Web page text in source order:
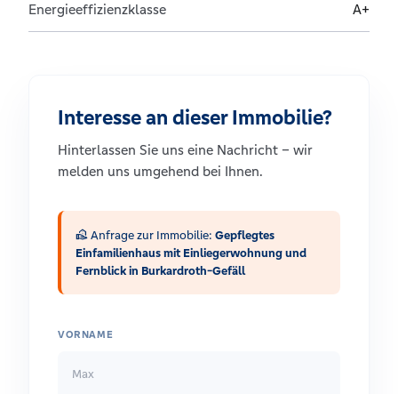
Energieeffizienzklasse A+
Interesse an dieser Immobilie?
Hinterlassen Sie uns eine Nachricht – wir
melden uns umgehend bei Ihnen.
real_estate_agent Anfrage zur Immobilie: Gepflegtes
Einfamilienhaus mit Einliegerwohnung und
Fernblick in Burkardroth-Gefäll
VORNAME